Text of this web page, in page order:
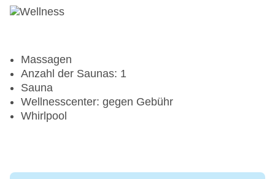
Massagen
Anzahl der Saunas: 1
Sauna
Wellnesscenter: gegen Gebühr
Whirlpool